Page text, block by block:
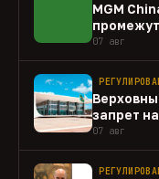
MGM
07 авг
запрет
07 авг